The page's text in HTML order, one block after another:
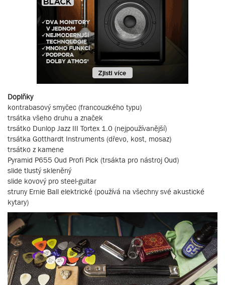
Doplňky
kontrabasový smyčec (francouzkého typu)
trsátka všeho druhu a značek
trsátko Dunlop Jazz III Tortex 1.0 (nejpoužívanější)
trsátka Gotthardt Instruments (dřevo, kost, mosaz)
trsátko z kamene
Pyramid P655 Oud Profi Pick (trsákta pro nástroj Oud)
slide tlustý skleněný
slide kovový pro steel-guitar
struny Ernie Ball elektrické (používá na všechny své akustické
kytary)